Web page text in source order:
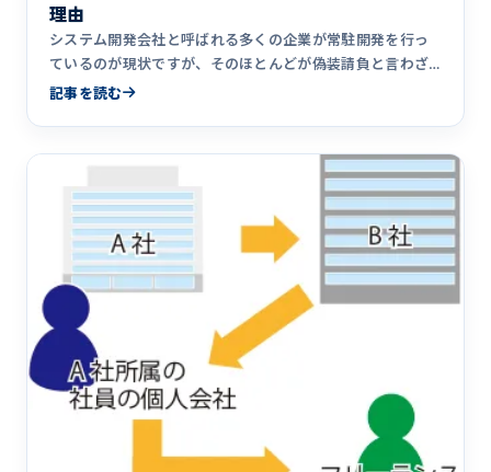
理由
システム開発会社と呼ばれる多くの企業が常駐開発を行っ
ているのが現状ですが、そのほとんどが偽装請負と言わざ
るを得ません。なぜシステム開発会社が常駐開発に手を出
記事を読む